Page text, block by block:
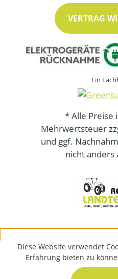
VERTRAG
Ein
* Alle Preise
Mehrwertsteuer
und ggf.
nicht anders
Diese Website verwendet
Erfahrung bieten zu